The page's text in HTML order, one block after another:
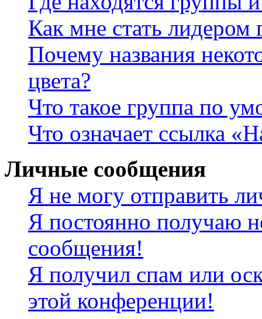
Как мне стать лидером
Почему названия
цвета?
Что такое группа по
Что означает ссылка
Личные сообщения
Я не могу отправить
Я постоянно получаю
сообщения!
Я получил спам или
этой конференции!